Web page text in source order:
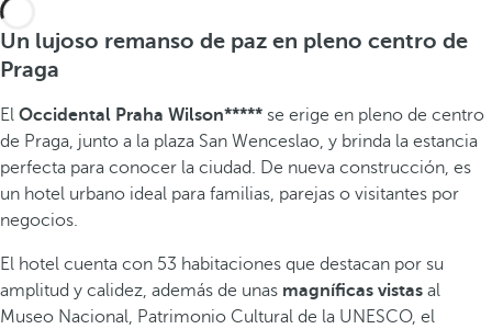
Un lujoso remanso de paz en pleno centro de
Praga
El Occidental Praha Wilson***** se erige en pleno de centro
de Praga, junto a la plaza San Wenceslao, y brinda la estancia
perfecta para conocer la ciudad. De nueva construcción, es
un hotel urbano ideal para familias, parejas o visitantes por
negocios.
El hotel cuenta con 53 habitaciones que destacan por su
amplitud y calidez, además de unas magníficas vistas al
Museo Nacional, Patrimonio Cultural de la UNESCO, el